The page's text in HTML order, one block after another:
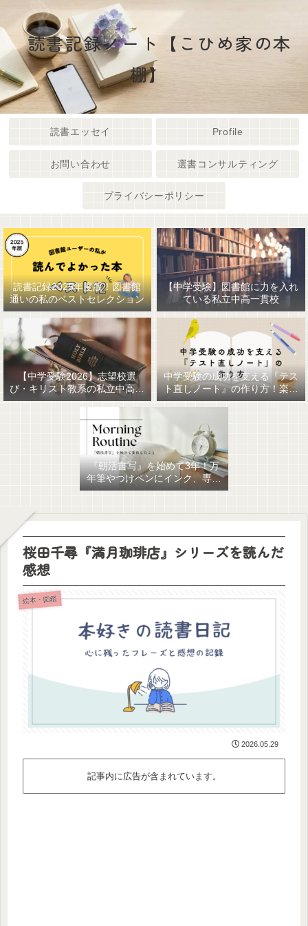
読書記録ノート【こひめ家の本
棚】
読書エッセイ Profile
お問い合わせ 選書コンサルティング
プライバシーポリシー
読書記録2025年度版！図書館
通いの私のベストセレクション
【中学受験】図書館に力を入れ
ている私立中高一貫校
【中学受験2026】志望校選
び・キリスト教系の私立中高一
貫女子校を調べてみました
中学受験の成功を支える『テス
ト直しノート』の作り方！楽に
作るための最強おすすめ文房具
『朝活書写』を始めて3年！万
年筆やつけペンにインク、専用
ノート、毎日が充実していま
桜田千尋『満月珈琲店』シリーズを読んだ
感想
絵本・図鑑
2026.05.29
記事内に広告が含まれています。